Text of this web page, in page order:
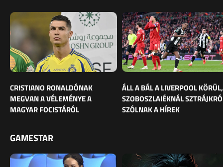
CRISTIANO RONALDÓNAK
MEGVAN A VÉLEMÉNYE A
MAGYAR FOCISTÁRÓL
ÁLL A BÁL A LIVERPOOL KÖRÜL,
SZOBOSZLAIÉKNÁL
SZÓLNAK A HÍREK
GAMESTAR